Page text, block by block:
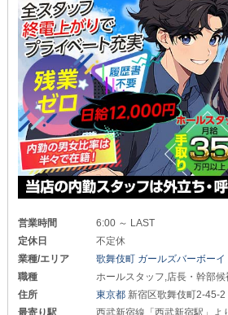
┏━━━━━━━━━━━━━━━━┓
［店長・幹部候補］
【正】月給50万円～
［ホールスタッフ］
【正】月給30万円～
【ア】時給1,300円～
※22時以降
深夜手当⇒時給25%UP
［キッチン］
【正】月給30万円～
【ア】時給1,300円～
【正】月給30万円～
［送りドライバー］
【ア】時給2,000円～
+15円×走行距離（km）
┗━━━━━━━━━━━━━━━━┛
営業時間
6:00 ～ LAST
定休日
不定休
業種/エリア
歌舞伎町 ガールズバーボーイ
職種
ホールスタッフ,店長・幹部候
住所
東京都 新宿区歌舞伎町2-45-
最寄り駅
西武新宿線「西武新宿駅」よ